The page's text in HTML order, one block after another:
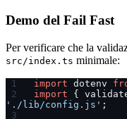
Demo del Fail Fast
Per verificare che la
src/index.ts minimale:
import dotenv
import {
'./lib/config.js' ;